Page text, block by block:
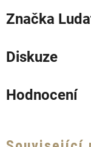
Značka
Diskuze
Hodnocení